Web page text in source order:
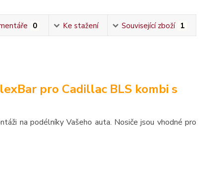
0 Ke stažení Související zboží 1
pro Cadillac BLS kombi s
na podélníky Vašeho auta. Nosiče jsou vhodné pro